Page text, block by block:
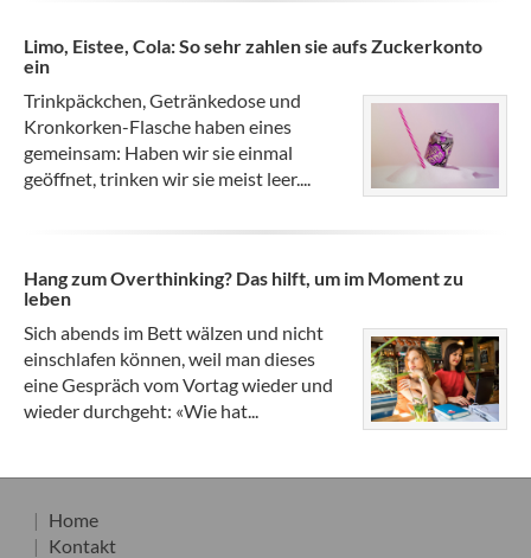
Limo, Eistee, Cola: So sehr zahlen sie aufs Zuckerkonto
ein
Trinkpäckchen, Getränkedose und
Kronkorken-Flasche haben eines
gemeinsam: Haben wir sie einmal
geöffnet, trinken wir sie meist leer....
Hang zum Overthinking? Das hilft, um im Moment zu
leben
Sich abends im Bett wälzen und nicht
einschlafen können, weil man dieses
eine Gespräch vom Vortag wieder und
wieder durchgeht: «Wie hat...
Home
Kontakt